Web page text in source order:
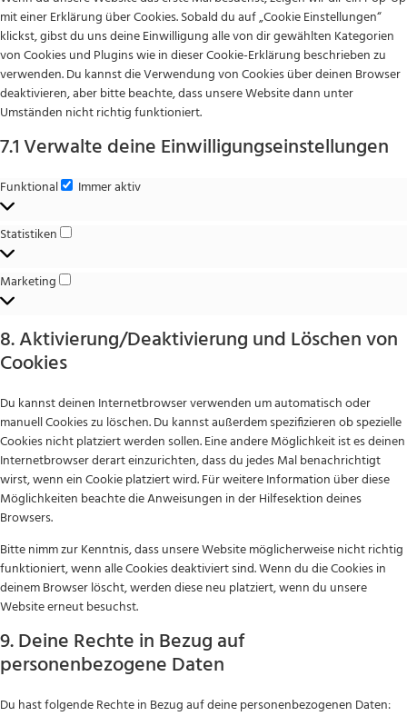
mit einer Erklärung über Cookies. Sobald du auf „Cookie Einstellungen“
klickst, gibst du uns deine Einwilligung alle von dir gewählten Kategorien
von Cookies und Plugins wie in dieser Cookie-Erklärung beschrieben zu
verwenden. Du kannst die Verwendung von Cookies über deinen Browser
deaktivieren, aber bitte beachte, dass unsere Website dann unter
Umständen nicht richtig funktioniert.
7.1 Verwalte deine Einwilligungseinstellungen
Funktional Immer aktiv
Statistiken
Marketing
8. Aktivierung/Deaktivierung und Löschen von
Cookies
Du kannst deinen Internetbrowser verwenden um automatisch oder
manuell Cookies zu löschen. Du kannst außerdem spezifizieren ob spezielle
Cookies nicht platziert werden sollen. Eine andere Möglichkeit ist es deinen
Internetbrowser derart einzurichten, dass du jedes Mal benachrichtigt
wirst, wenn ein Cookie platziert wird. Für weitere Information über diese
Möglichkeiten beachte die Anweisungen in der Hilfesektion deines
Browsers.
Bitte nimm zur Kenntnis, dass unsere Website möglicherweise nicht richtig
funktioniert, wenn alle Cookies deaktiviert sind. Wenn du die Cookies in
deinem Browser löscht, werden diese neu platziert, wenn du unsere
Website erneut besuchst.
9. Deine Rechte in Bezug auf
personenbezogene Daten
Du hast folgende Rechte in Bezug auf deine personenbezogenen Daten: